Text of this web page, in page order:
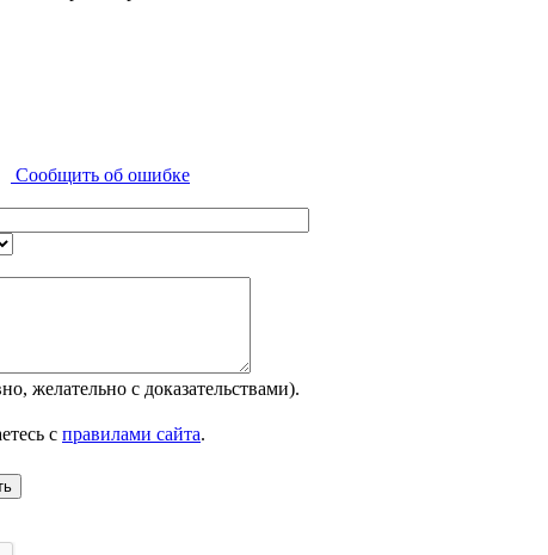
Сообщить об ошибке
желательно с доказательствами).
с правилами сайта.